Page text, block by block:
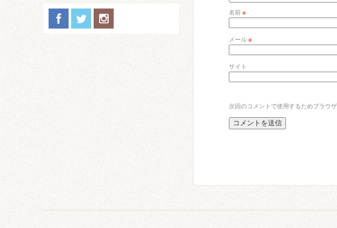
名前※
メール※
サイト
次回のコメントで使用するためブラウ